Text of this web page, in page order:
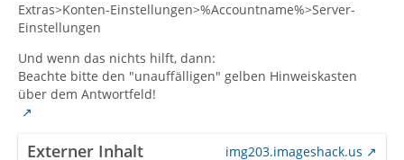
Extras>Konten-Einstellungen>%Accountname%>Server-
Einstellungen
Und wenn das nichts hilft, dann:
Beachte bitte den "unauffälligen" gelben Hinweiskasten
über dem Antwortfeld!
Externer Inhalt img203.imageshack.us